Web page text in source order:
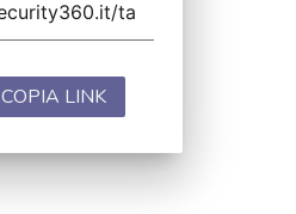
COPIA LINK